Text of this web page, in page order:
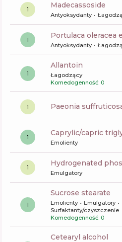
1 madecassoside
Antyoksydanty
1 portulaca oleracea
Antyoksydanty
1
allantoin
Łagodzący
Komedogenność: 0
1 paeonia
1 caprylic/capric
Emolienty
1 hydrogenated
Emulgatory
1
sucrose stearate
Emolienty
Emulgatory
Surfaktanty/czyszczenie
Komedogenność: 0
cetearyl alcohol